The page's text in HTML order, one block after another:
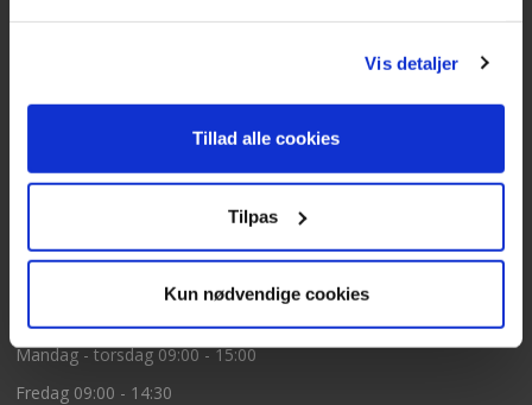
Vis detaljer
Tillad alle cookies
Tilpas
Kun nødvendige cookies
5260 Odense S
Mandag - torsdag 09:00 - 15:00
Fredag 09:00 - 14:30